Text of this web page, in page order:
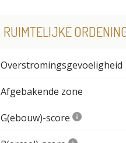
RUIMTELIJKE
Overstromingsgevoeligheid
Afgebakende zone
G(ebouw)-score